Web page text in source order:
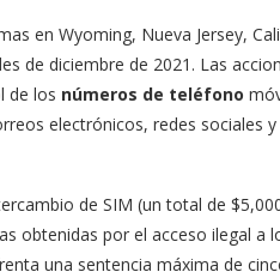
en Wyoming, Nueva Jersey,
de diciembre de 2021. Las
de los números de teléfono
electrónicos, redes sociales
de SIM (un total de
obtenidas por el acceso ilegal a
una sentencia máxima de